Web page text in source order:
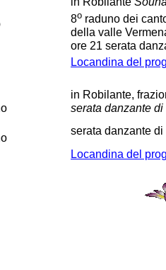
8o raduno dei
della valle
ore 21 serata
Locandina del
in Robilante,
serata danzante
serata danzante
Locandina del